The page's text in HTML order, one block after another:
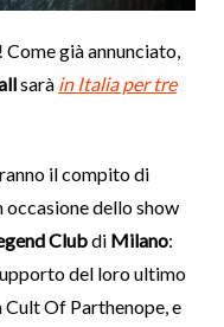
Come già annunciato,
sarà in Italia per tre
il compito di
occasione dello show
Clubdi Milano:
del loro ultimo
Cult Of Parthenope, e